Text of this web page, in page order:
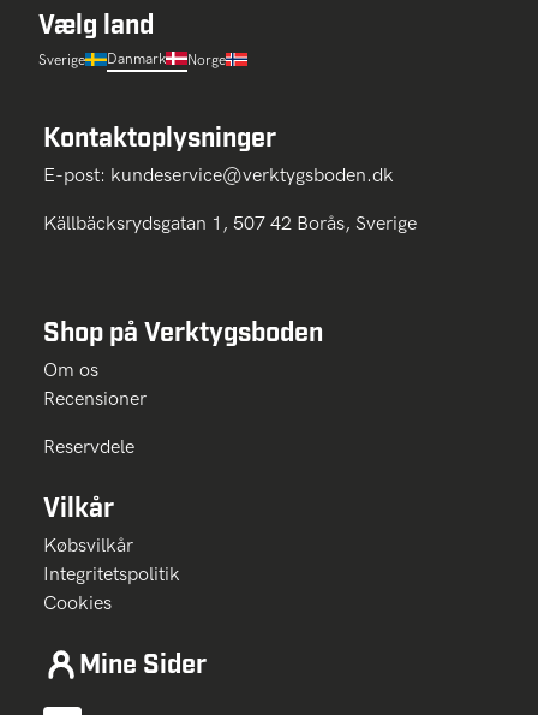
Vælg land
Sverige Danmark Norge
Kontaktoplysninger
E-post: kundeservice@verktygsboden.dk
Källbäcksrydsgatan 1, 507 42 Borås, Sverige
Shop på Verktygsboden
Om os
Recensioner
Reservdele
Vilkår
Købsvilkår
Integritetspolitik
Cookies
Mine Sider